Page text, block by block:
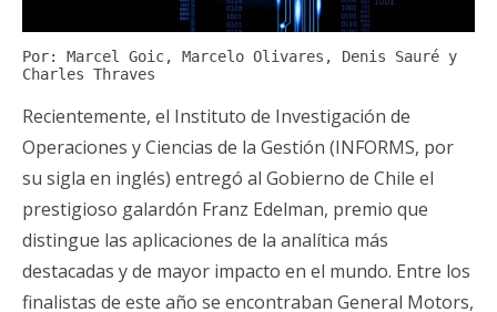
Por: Marcel Goic, Marcelo Olivares, Denis Sauré y
Charles Thraves
Recientemente, el Instituto de Investigación de
Operaciones y Ciencias de la Gestión (INFORMS, por
su sigla en inglés) entregó al Gobierno de Chile el
prestigioso galardón Franz Edelman, premio que
distingue las aplicaciones de la analítica más
destacadas y de mayor impacto en el mundo. Entre los
finalistas de este año se encontraban General Motors,